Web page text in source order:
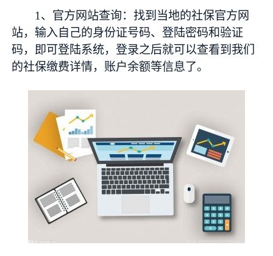
1、官方网站查询：找到当地的社保官方网
站，输入自己的身份证号码、登陆密码和验证
码，即可登陆系统，登录之后就可以查看到我们
的社保缴费详情，账户余额等信息了。